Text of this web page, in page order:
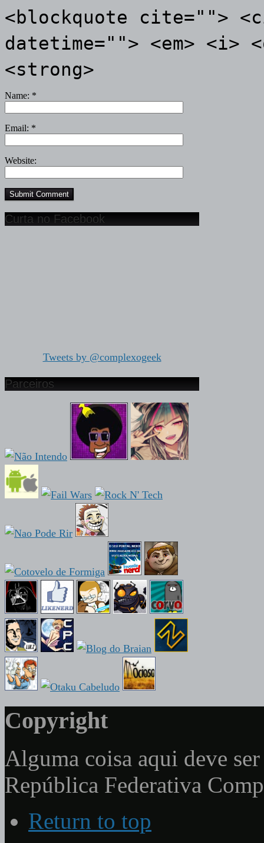
<blockquote cite="">
datetime=""> <em> <i>
<strong>
Name: *
Email: *
Website:
Curta no Facebook
Tweets by @complexogeek
Parceiros
Copyright
Alguma coisa aqui deve
República Federativa
Return to top